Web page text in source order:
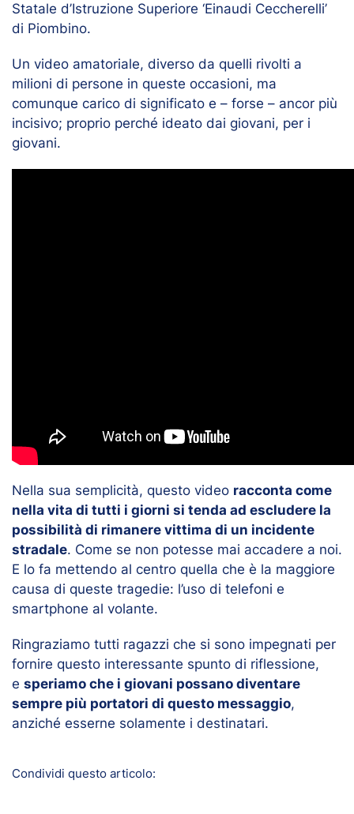
Statale d’Istruzione Superiore ‘Einaudi Ceccherelli’
di Piombino.
Un video amatoriale, diverso da quelli rivolti a
milioni di persone in queste occasioni, ma
comunque carico di significato e – forse – ancor più
incisivo; proprio perché ideato dai giovani, per i
giovani.
Nella sua semplicità, questo video racconta come
nella vita di tutti i giorni si tenda ad escludere la
possibilità di rimanere vittima di un incidente
stradale. Come se non potesse mai accadere a noi.
E lo fa mettendo al centro quella che è la maggiore
causa di queste tragedie: l’uso di telefoni e
smartphone al volante.
Ringraziamo tutti ragazzi che si sono impegnati per
fornire questo interessante spunto di riflessione,
e speriamo che i giovani possano diventare
sempre più portatori di questo messaggio,
anziché esserne solamente i destinatari.
Condividi questo articolo: